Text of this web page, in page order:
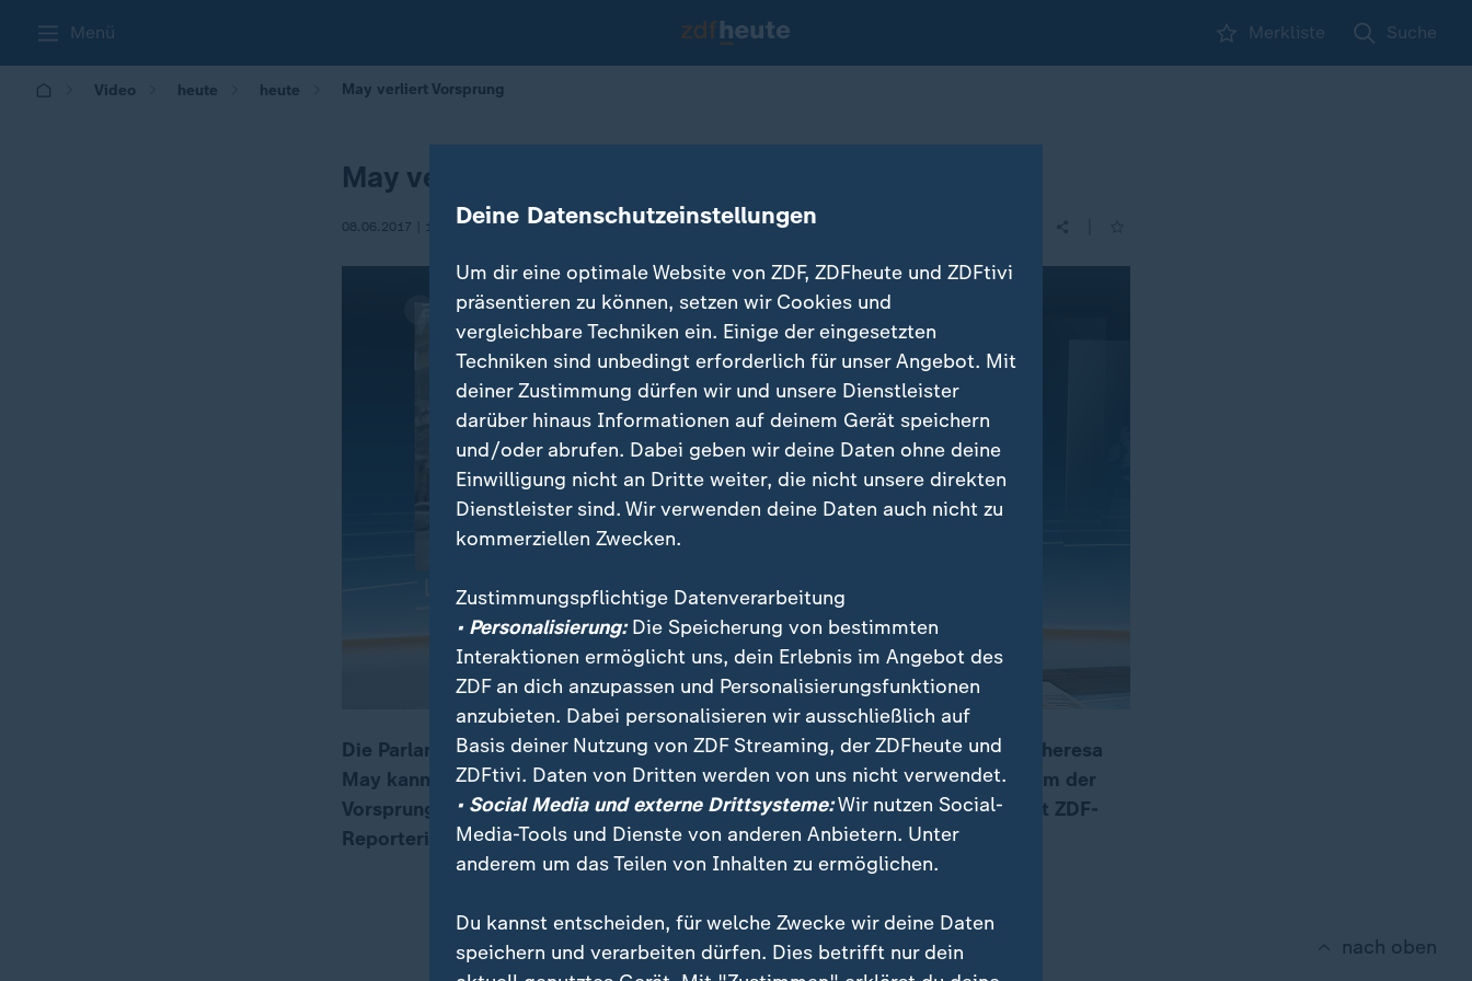
Menü Merkliste Suche
Video heute heute May verliert Vorsprung
May verliert Vorsprung
08.06.2017 | 17:00
00:05 01:07
Die Parlamentswahlen in Großbritannien sind spannend. Premierministerin Theresa
May kann sich nicht mehr auf eine breite Mehrheit beim Brexit stützen. Warum der
Vorsprung von Theresa May so zusammengeschmolzen ist, darüber berichtet ZDF-
Reporterin Diana Zimmermann.
nach oben
Deine Datenschutzeinstellungen
Um dir eine optimale Website von ZDF, ZDFheute und ZDFtivi
präsentieren zu können, setzen wir Cookies und
vergleichbare Techniken ein. Einige der eingesetzten
Techniken sind unbedingt erforderlich für unser Angebot. Mit
deiner Zustimmung dürfen wir und unsere Dienstleister
darüber hinaus Informationen auf deinem Gerät speichern
und/oder abrufen. Dabei geben wir deine Daten ohne deine
Einwilligung nicht an Dritte weiter, die nicht unsere direkten
Dienstleister sind. Wir verwenden deine Daten auch nicht zu
kommerziellen Zwecken.
Zustimmungspflichtige Datenverarbeitung
• Personalisierung:Die Speicherung von bestimmten
Interaktionen ermöglicht uns, dein Erlebnis im Angebot des
ZDF an dich anzupassen und Personalisierungsfunktionen
anzubieten. Dabei personalisieren wir ausschließlich auf
Basis deiner Nutzung von ZDF Streaming, der ZDFheute und
ZDFtivi. Daten von Dritten werden von uns nicht verwendet.
• Social Media und externe Drittsysteme:Wir nutzen Social-
Media-Tools und Dienste von anderen Anbietern. Unter
anderem um das Teilen von Inhalten zu ermöglichen.
Du kannst entscheiden, für welche Zwecke wir deine Daten
speichern und verarbeiten dürfen. Dies betrifft nur dein